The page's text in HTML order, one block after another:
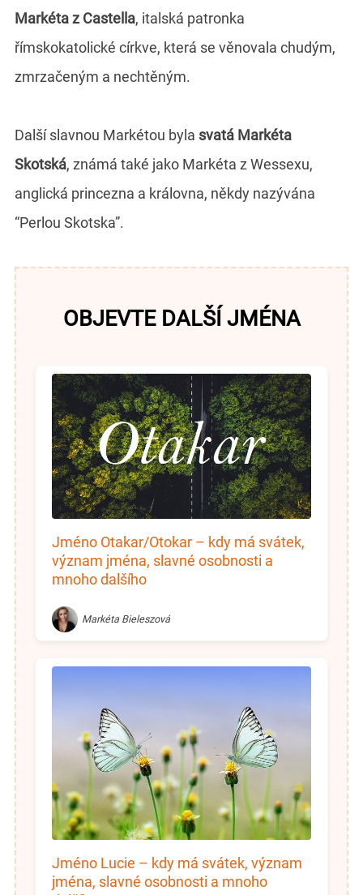
Markéta z Castella, italská patronka
římskokatolické církve, která se věnovala chudým,
zmrzačeným a nechtěným.
Další slavnou Markétou byla svatá Markéta
Skotská, známá také jako Markéta z Wessexu,
anglická princezna a královna, někdy nazývána
“Perlou Skotska”.
OBJEVTE DALŠÍ JMÉNA
Jméno Otakar/Otokar – kdy má svátek,
význam jména, slavné osobnosti a
mnoho dalšího
Markéta Bieleszová
Jméno Lucie – kdy má svátek, význam
jména, slavné osobnosti a mnoho